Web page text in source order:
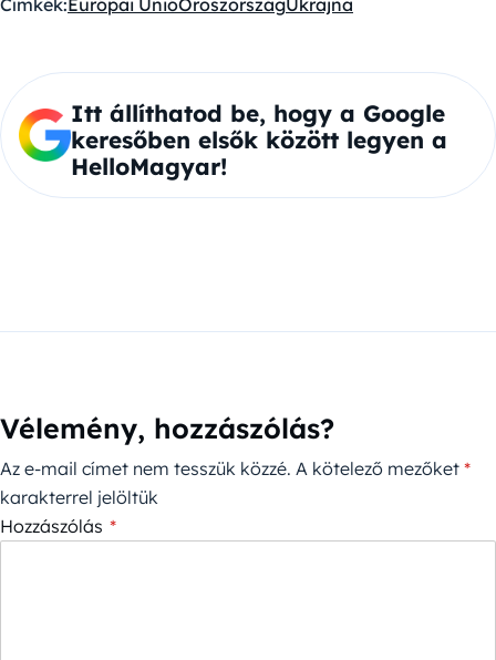
Címkék: Európai UnióOroszországUkrajna
Itt állíthatod be, hogy a Google
keresőben elsők között legyen a
HelloMagyar!
Vélemény, hozzászólás?
Az e-mail címet nem tesszük közzé. A kötelező mezőket *
karakterrel jelöltük
Hozzászólás *